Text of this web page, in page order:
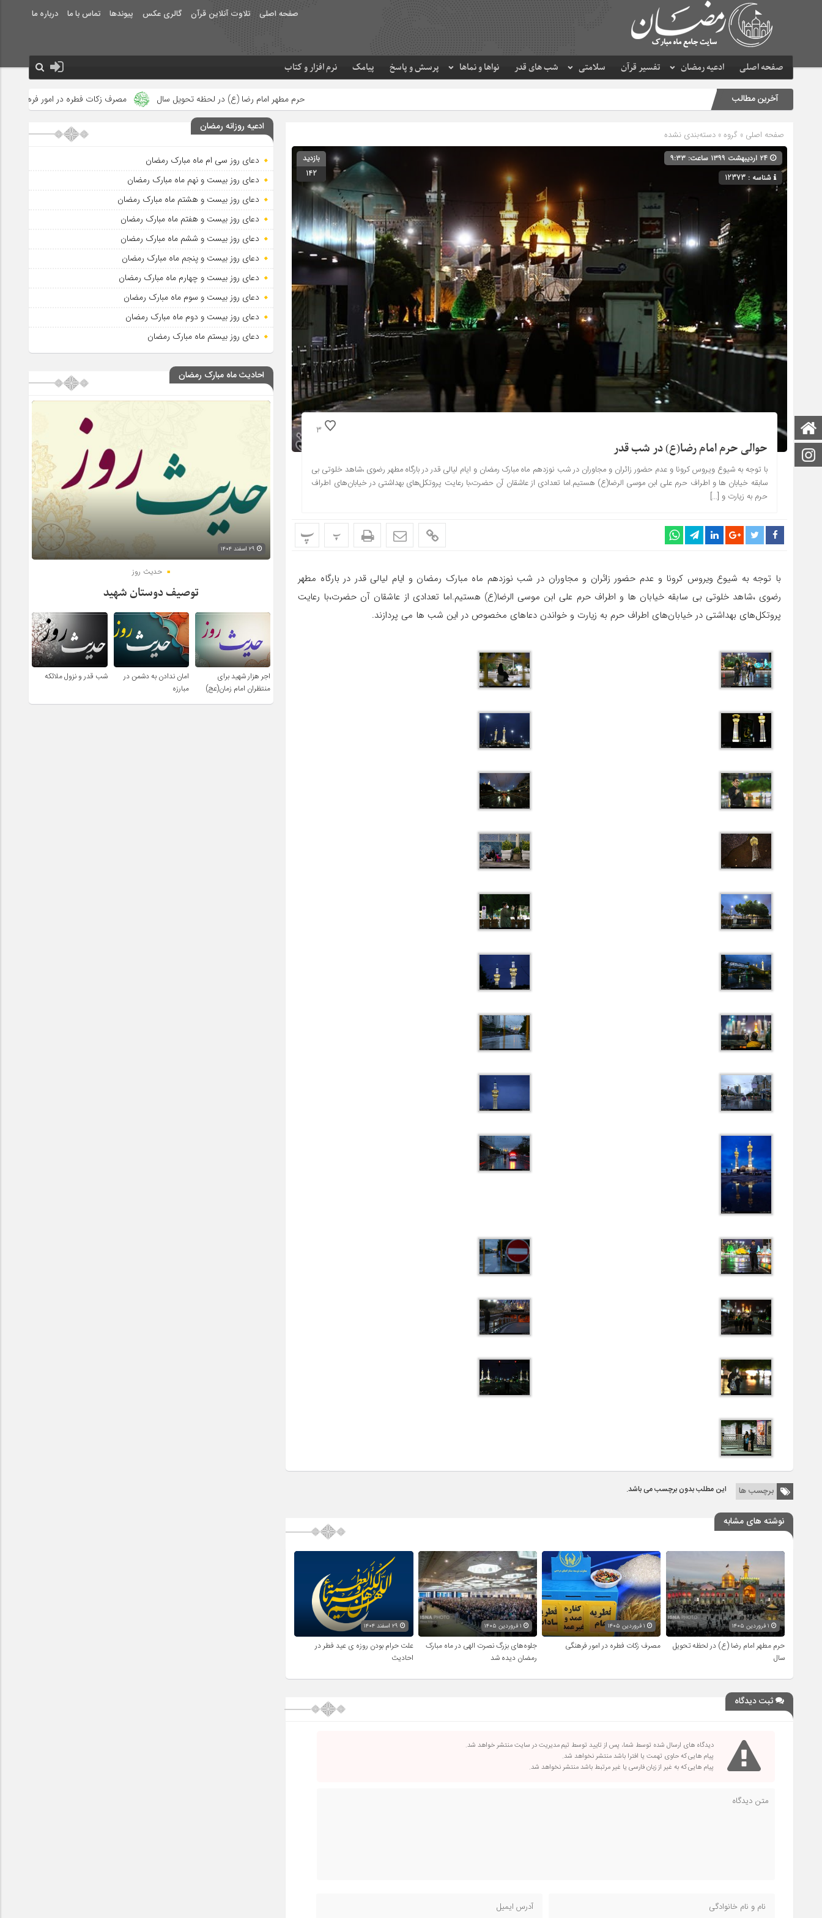
صفحه اصلی تلاوت آنلاین قرآن گالری عکس پیوندها تماس با ما درباره ما
صفحه اصلی ادعیه رمضان تفسیر قرآن سلامتی شب های قدر نواها و نماها پرسش و پاسخ پیامک نرم افزار و کتاب
صفحه اصلی
اینستاگرام
آخرین مطالب حرم مطهر امام رضا (ع) در لحظه تحویل سال مصرف زکات فطره در امور فرهنگی جلوه‌های بزرگ نصرت
صفحه اصلی » گروه » دسته‌بندی نشده
شناسه : 12373
بازدید
142
3
حوالی حرم امام رضا(ع) در شب قدر
با توجه به شیوع ویروس کرونا و عدم حضور زائران و مجاوران در شب نوزدهم ماه مبارک رمضان و ایام لیالی قدر در بارگاه مطهر رضوی ،شاهد خلوتی بی
سابقه خیابان ها و اطراف حرم علی ابن موسی الرضا(ع) هستیم.اما تعدادی از عاشقان آن حضرت،با رعایت پروتکل‌های بهداشتی در خیابان‌های اطراف
حرم به زیارت و […]
پ پ
با توجه به شیوع ویروس کرونا و عدم حضور زائران و مجاوران در شب نوزدهم ماه مبارک رمضان و ایام لیالی قدر در بارگاه مطهر
رضوی ،شاهد خلوتی بی سابقه خیابان ها و اطراف حرم علی ابن موسی الرضا(ع) هستیم.اما تعدادی از عاشقان آن حضرت،با رعایت
پروتکل‌های بهداشتی در خیابان‌های اطراف حرم به زیارت و خواندن دعاهای مخصوص در این شب ها می پردازند.
برچسب ها این مطلب بدون برچسب می باشد.
نوشته های مشابه
حرم مطهر امام رضا (ع) در لحظه تحویل
سال
۱ فروردین ۱۴۰۵
مصرف زکات فطره در امور فرهنگی
جلوه‌های بزرگ نصرت الهی در ماه مبارک
رمضان دیده شد
علت حرام بودن روزه ی عید فطر در
احادیث
ثبت دیدگاه
دیدگاه های ارسال شده توسط شما، پس از تایید توسط تیم مدیریت در سایت منتشر خواهد شد.
پیام هایی که حاوی تهمت یا افترا باشد منتشر نخواهد شد.
پیام هایی که به غیر از زبان فارسی یا غیر مرتبط باشد منتشر نخواهد شد.
ادعیه روزانه رمضان
دعای روز سی ام ماه مبارک رمضان
دعای روز بیست و نهم ماه مبارک رمضان
دعای روز بیست و هشتم ماه مبارک رمضان
دعای روز بیست و هفتم ماه مبارک رمضان
دعای روز بیست و ششم ماه مبارک رمضان
دعای روز بیست و پنجم ماه مبارک رمضان
دعای روز بیست و چهارم ماه مبارک رمضان
دعای روز بیست و سوم ماه مبارک رمضان
دعای روز بیست و دوم ماه مبارک رمضان
دعای روز بیستم ماه مبارک رمضان
احادیث ماه مبارک رمضان
حدیث روز
توصیف دوستان شهید
اجر هزار شهید برای
منتظران امام زمان(عج)
امان ندادن به دشمن در
مبارزه
شب قدر و نزول ملائکه